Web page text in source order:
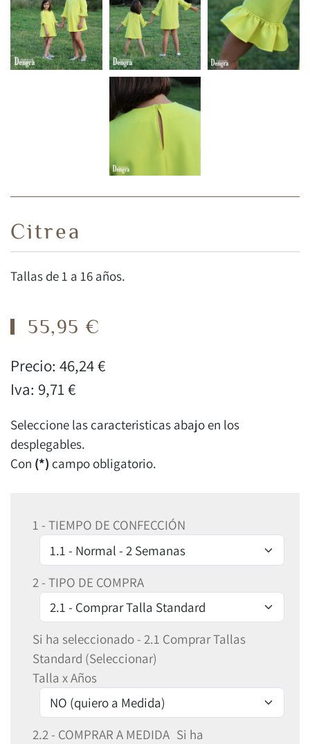
Citrea
Tallas de 1 a 16 años.
55,95 €
Precio: 46,24 €
Iva: 9,71 €
Seleccione las caracteristicas abajo en los
desplegables.
Con (*) campo obligatorio.
1 - TIEMPO DE CONFECCIÓN
2 - TIPO DE COMPRA
Si ha seleccionado - 2.1 Comprar Tallas
Standard (Seleccionar)
Talla x Años
2.2 - COMPRAR A MEDIDA Si ha